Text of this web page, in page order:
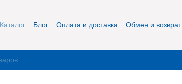
Каталог Блог Оплата и доставка
Обмен и возврат